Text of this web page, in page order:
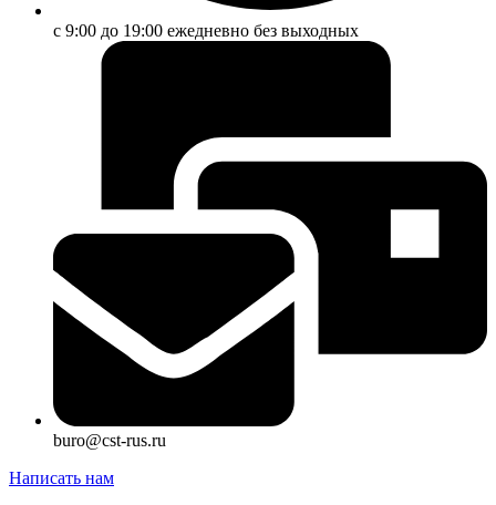
с 9:00 до 19:00 ежедневно без выходных
buro@cst-rus.ru
Написать нам